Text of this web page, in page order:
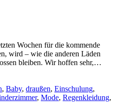
Wochen für die kommende
wird – wie die anderen Läden
bleiben. Wir hoffen sehr,…
, Baby, draußen, Einschulung,
, Mode, Regenkleidung,